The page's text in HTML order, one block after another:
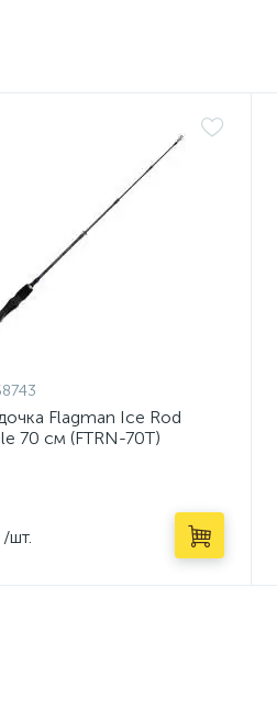
Flagman Ice Rod
70 см (FTRN-70T)
/шт.